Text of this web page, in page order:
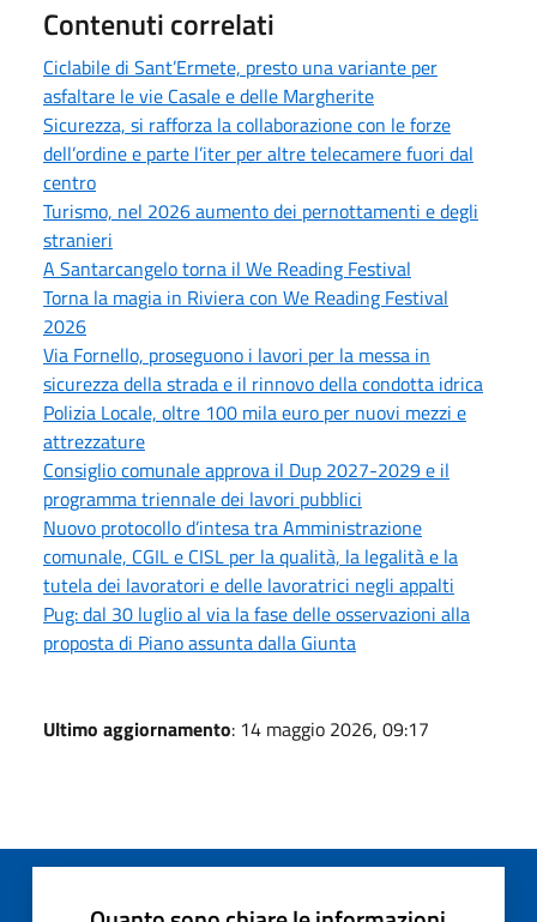
Contenuti correlati
Ciclabile di Sant’Ermete, presto una variante per
asfaltare le vie Casale e delle Margherite
Sicurezza, si rafforza la collaborazione con le forze
dell’ordine e parte l’iter per altre telecamere fuori dal
centro
Turismo, nel 2026 aumento dei pernottamenti e degli
stranieri
A Santarcangelo torna il We Reading Festival
Torna la magia in Riviera con We Reading Festival
2026
Via Fornello, proseguono i lavori per la messa in
sicurezza della strada e il rinnovo della condotta idrica
Polizia Locale, oltre 100 mila euro per nuovi mezzi e
attrezzature
Consiglio comunale approva il Dup 2027-2029 e il
programma triennale dei lavori pubblici
Nuovo protocollo d’intesa tra Amministrazione
comunale, CGIL e CISL per la qualità, la legalità e la
tutela dei lavoratori e delle lavoratrici negli appalti
Pug: dal 30 luglio al via la fase delle osservazioni alla
proposta di Piano assunta dalla Giunta
Ultimo aggiornamento: 14 maggio 2026, 09:17